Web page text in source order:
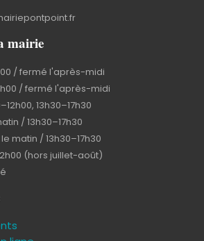
mairie
/ fermé l'après-midi
/ fermé l'après-midi
13h30–17h30
/ 13h30–17h30
matin / 13h30–17h30
(hors juillet-août)